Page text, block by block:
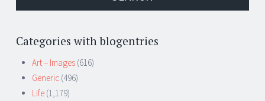
Categories with blogentries
Art – Images (616)
Generic (496)
Life (1,179)